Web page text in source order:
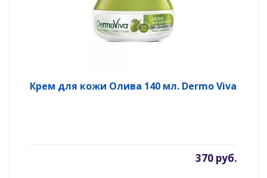
Крем для кожи Олива 140 мл. Dermo Viva
370 руб.